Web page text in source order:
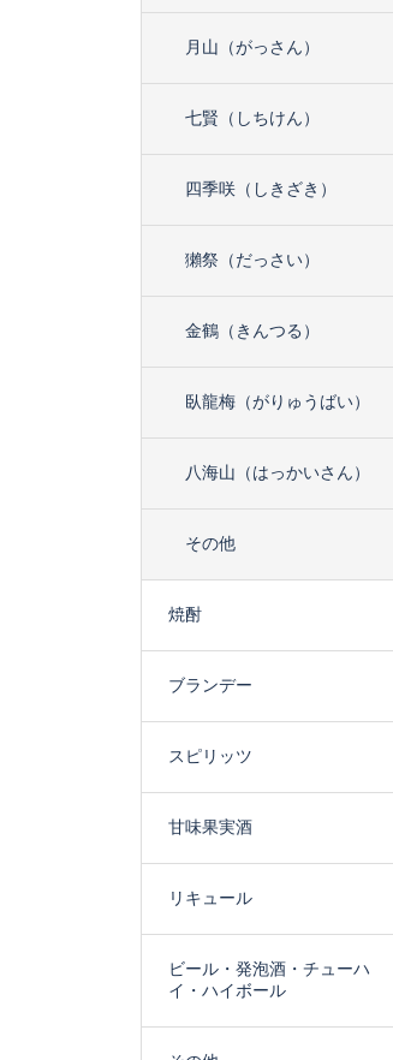
月山（がっさん）
七賢（しちけん）
四季咲（しきざき）
獺祭（だっさい）
金鶴（きんつる）
臥龍梅（がりゅうばい）
八海山（はっかいさん）
その他
焼酎
ブランデー
スピリッツ
甘味果実酒
リキュール
ビール・発泡酒・チューハ
イ・ハイボール